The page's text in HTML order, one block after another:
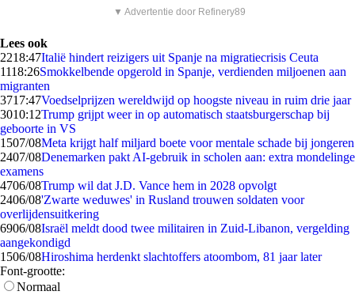
▼ Advertentie door Refinery89
Lees ook
2218:47Italië hindert reizigers uit Spanje na migratiecrisis Ceuta
1118:26Smokkelbende opgerold in Spanje, verdienden miljoenen aan
migranten
3717:47Voedselprijzen wereldwijd op hoogste niveau in ruim drie jaar
3010:12Trump grijpt weer in op automatisch staatsburgerschap bij
geboorte in VS
1507/08Meta krijgt half miljard boete voor mentale schade bij jongeren
2407/08Denemarken pakt AI-gebruik in scholen aan: extra mondelinge
examens
4706/08Trump wil dat J.D. Vance hem in 2028 opvolgt
2406/08'Zwarte weduwes' in Rusland trouwen soldaten voor
overlijdensuitkering
6906/08Israël meldt dood twee militairen in Zuid-Libanon, vergelding
aangekondigd
1506/08Hiroshima herdenkt slachtoffers atoombom, 81 jaar later
Font-grootte:
Normaal